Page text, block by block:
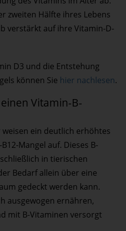
zweiten Hälfte ihres Lebens
verstärkt auf ihre Vitamin-D-
D3 und die Entstehung
können Sie hier nachlesen.
Vitamin-B-
ein deutlich erhöhtes
Mangel auf. Dieses B-
in tierischen
Bedarf allein über eine
gedeckt werden kann.
ausgewogen ernähren,
mit B-Vitaminen versorgt